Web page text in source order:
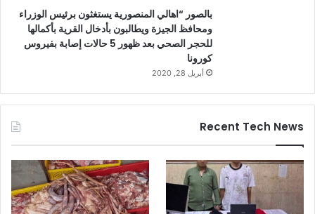
بالصور “اهالي المنصورية يستغثون برئيس الوزراء
ومحافظ الجيزة ويطالبون بأدخال القرية بأكمالها
للحجر الصحي بعد ظهور 5 حالات إصابة بفيروس
كورونا
أبريل 28, 2020
Recent Tech News